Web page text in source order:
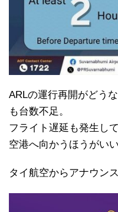
ARLの運行再開がどう
も台数不足。
フライト遅延も発生し
空港へ向かうほうがいい
タイ航空からアナウン